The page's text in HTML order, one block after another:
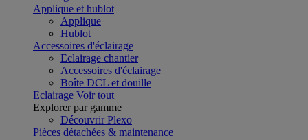
Applique et hublot
Applique
Hublot
Accessoires d'éclairage
Eclairage chantier
Accessoires d'éclairage
Boîte DCL et douille
Eclairage Voir tout
Explorer par gamme
Découvrir Plexo
Pièces détachées & maintenance